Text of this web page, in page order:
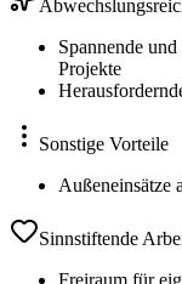
Spannende
Projekte
Sonstige Vorteile
Außeneinsätze
Sinnstiftende
Freiraum für